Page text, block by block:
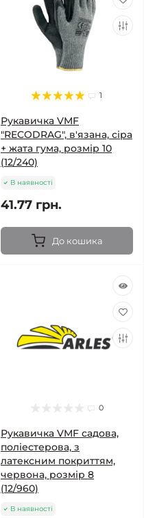
1
Рукавичка VMF
"RECODRAG", в'язана, сіра
+ жата гума, розмір 10
(12/240)
В наявності
41.77 грн.
До кошика
0
Рукавичка VMF садова,
поліестерова, з
латексним покриттям,
червона, розмір 8
(12/960)
В наявності